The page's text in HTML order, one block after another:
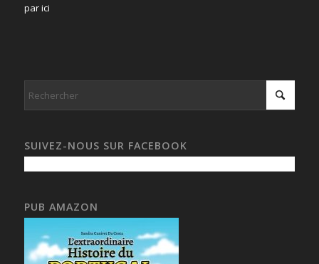
par ici
SUIVEZ-NOUS SUR FACEBOOK
PUB AMAZON